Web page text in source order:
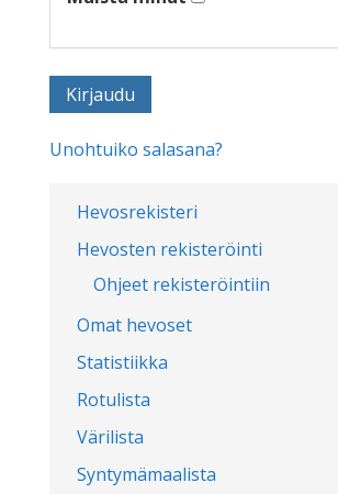
Hevosrekisteri
Hevosten rekisteröinti
Ohjeet rekisteröintiin
Omat hevoset
Statistiikka
Rotulista
Värilista
Syntymämaalista
Unohtuiko salasana?